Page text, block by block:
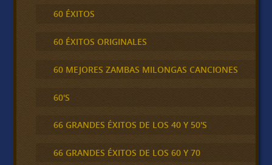
60 ÉXITOS
60 ÉXITOS ORIGINALES
60 MEJORES ZAMBAS MILONGAS CANCIONES
60'S
66 GRANDES ÉXITOS DE LOS 40 Y 50'S
66 GRANDES ÉXITOS DE LOS 60 Y 70